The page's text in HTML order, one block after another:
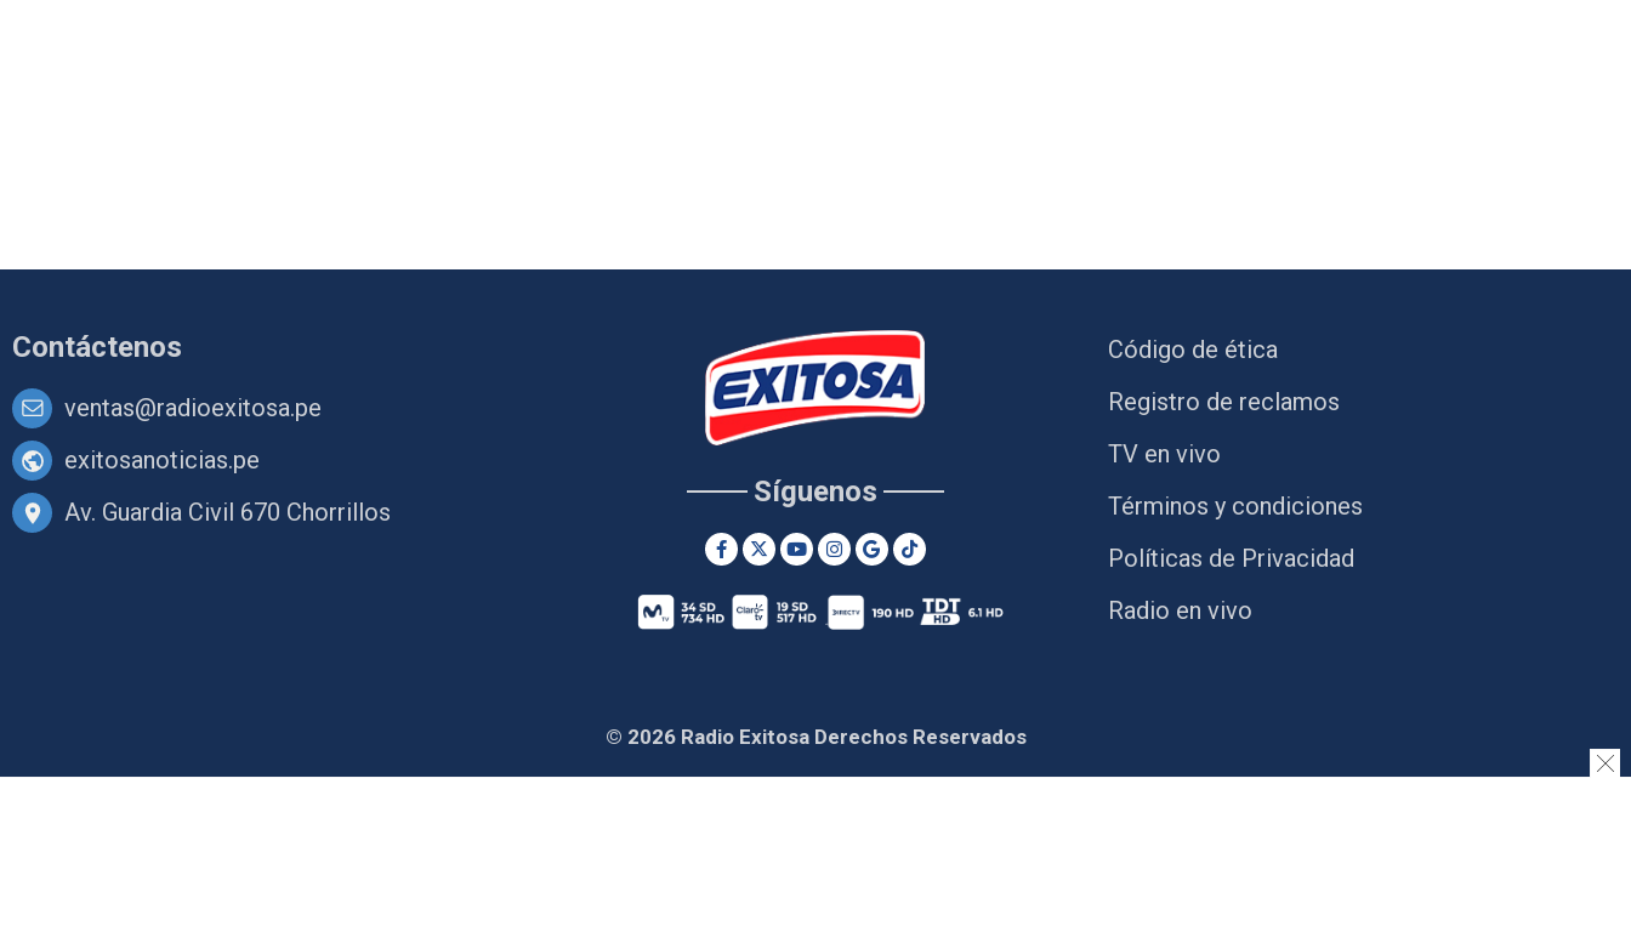
Contáctenos
ventas@radioexitosa.pe
exitosanoticias.pe
Av. Guardia Civil 670 Chorrillos
Síguenos
Código de ética
Registro de reclamos
TV en vivo
Términos y condiciones
Políticas de Privacidad
Radio en vivo
© 2026 Radio Exitosa Derechos Reservados